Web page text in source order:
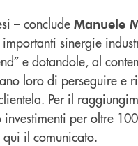
– conclude Manuele
sinergie
e dotandole, al
loro di perseguire e
Per il
investimenti per oltre
qui il comunicato.